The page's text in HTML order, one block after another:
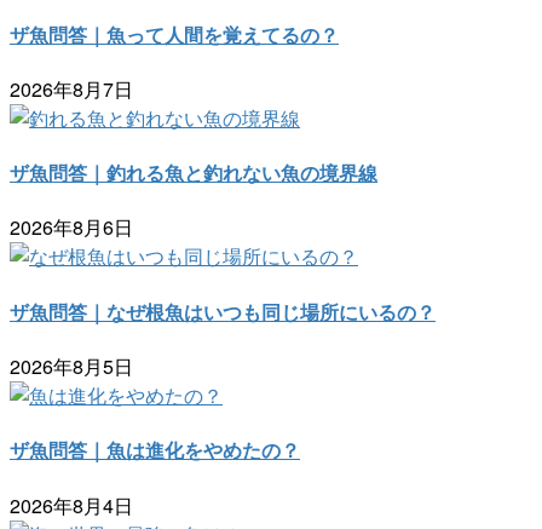
ザ魚問答｜魚って人間を覚えてるの？
2026年8月7日
ザ魚問答｜釣れる魚と釣れない魚の境界線
2026年8月6日
ザ魚問答｜なぜ根魚はいつも同じ場所にいるの？
2026年8月5日
ザ魚問答｜魚は進化をやめたの？
2026年8月4日